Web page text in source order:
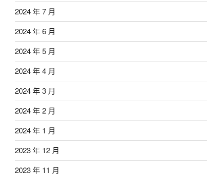
2024 年 7 月
2024 年 6 月
2024 年 5 月
2024 年 4 月
2024 年 3 月
2024 年 2 月
2024 年 1 月
2023 年 12 月
2023 年 11 月